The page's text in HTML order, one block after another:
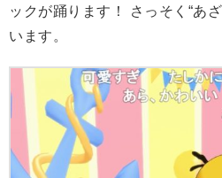
ックが踊ります！ さっそく“あ
います。